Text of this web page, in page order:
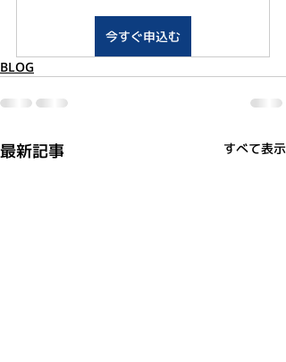
今すぐ申込む
BLOG
最新記事 すべて表示